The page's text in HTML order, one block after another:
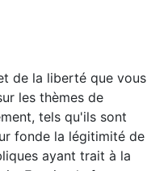
de la liberté que vous
les thèmes de
tels qu'ils sont
fonde la légitimité de
ayant trait à la